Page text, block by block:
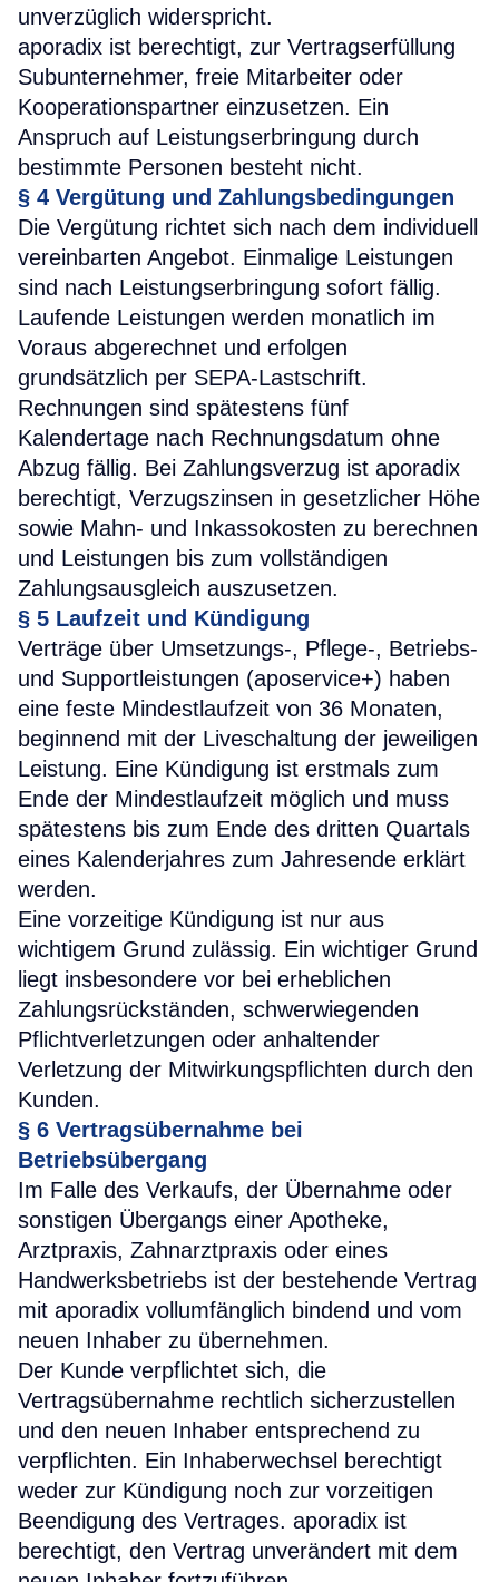
unverzüglich widerspricht.
aporadix ist berechtigt, zur Vertragserfüllung
Subunternehmer, freie Mitarbeiter oder
Kooperationspartner einzusetzen. Ein
Anspruch auf Leistungserbringung durch
bestimmte Personen besteht nicht.
§ 4 Vergütung und Zahlungsbedingungen
Die Vergütung richtet sich nach dem individuell
vereinbarten Angebot. Einmalige Leistungen
sind nach Leistungserbringung sofort fällig.
Laufende Leistungen werden monatlich im
Voraus abgerechnet und erfolgen
grundsätzlich per SEPA-Lastschrift.
Rechnungen sind spätestens fünf
Kalendertage nach Rechnungsdatum ohne
Abzug fällig. Bei Zahlungsverzug ist aporadix
berechtigt, Verzugszinsen in gesetzlicher Höhe
sowie Mahn- und Inkassokosten zu berechnen
und Leistungen bis zum vollständigen
Zahlungsausgleich auszusetzen.
§ 5 Laufzeit und Kündigung
Verträge über Umsetzungs-, Pflege-, Betriebs-
und Supportleistungen (aposervice+) haben
eine feste Mindestlaufzeit von 36 Monaten,
beginnend mit der Liveschaltung der jeweiligen
Leistung. Eine Kündigung ist erstmals zum
Ende der Mindestlaufzeit möglich und muss
spätestens bis zum Ende des dritten Quartals
eines Kalenderjahres zum Jahresende erklärt
werden.
Eine vorzeitige Kündigung ist nur aus
wichtigem Grund zulässig. Ein wichtiger Grund
liegt insbesondere vor bei erheblichen
Zahlungsrückständen, schwerwiegenden
Pflichtverletzungen oder anhaltender
Verletzung der Mitwirkungspflichten durch den
Kunden.
§ 6 Vertragsübernahme bei
Betriebsübergang
Im Falle des Verkaufs, der Übernahme oder
sonstigen Übergangs einer Apotheke,
Arztpraxis, Zahnarztpraxis oder eines
Handwerksbetriebs ist der bestehende Vertrag
mit aporadix vollumfänglich bindend und vom
neuen Inhaber zu übernehmen.
Der Kunde verpflichtet sich, die
Vertragsübernahme rechtlich sicherzustellen
und den neuen Inhaber entsprechend zu
verpflichten. Ein Inhaberwechsel berechtigt
weder zur Kündigung noch zur vorzeitigen
Beendigung des Vertrages. aporadix ist
berechtigt, den Vertrag unverändert mit dem